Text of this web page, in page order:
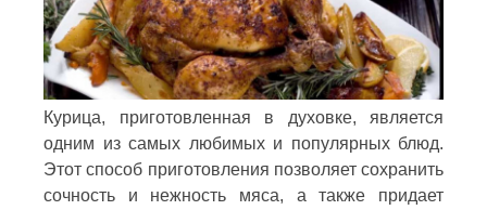
Курица, приготовленная в духовке, является
одним из самых любимых и популярных блюд.
Этот способ приготовления позволяет сохранить
сочность и нежность мяса, а также придает